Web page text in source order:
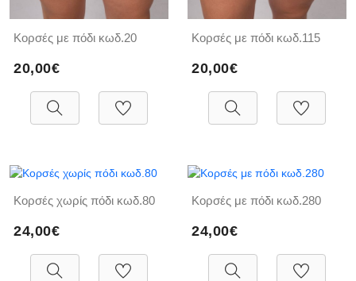
Κορσές με πόδι κωδ.20
20,00€
Κορσές με πόδι κωδ.115
20,00€
Κορσές χωρίς πόδι κωδ.80
24,00€
Κορσές με πόδι κωδ.280
24,00€